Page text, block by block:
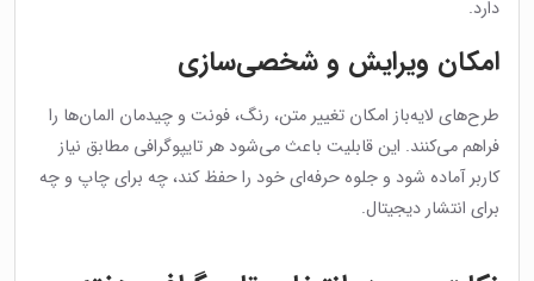
دارد.
امکان ویرایش و شخصی‌سازی
طرح‌های لایه‌باز امکان تغییر متن، رنگ، فونت و چیدمان المان‌ها را
فراهم می‌کنند. این قابلیت باعث می‌شود هر تایپوگرافی مطابق نیاز
کاربر آماده شود و جلوه حرفه‌ای خود را حفظ کند، چه برای چاپ و چه
برای انتشار دیجیتال.